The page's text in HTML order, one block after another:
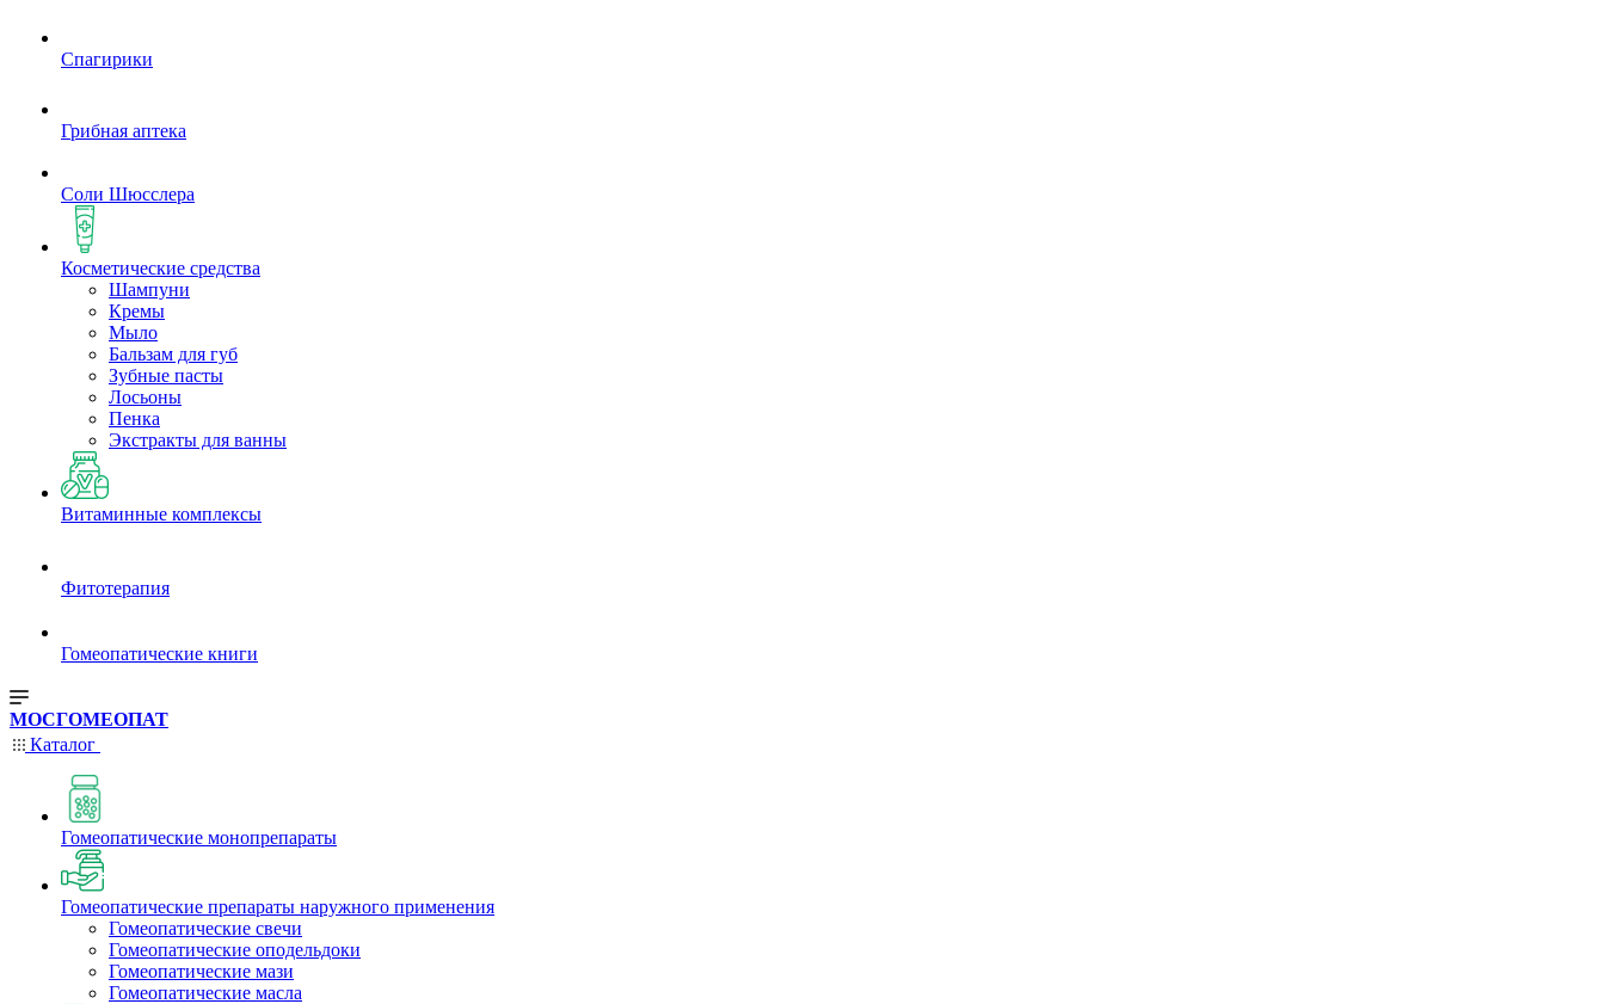
Спагирики
Грибная аптека
Соли Шюсслера
Косметические средства
Шампуни
Кремы
Мыло
Бальзам для губ
Зубные пасты
Лосьоны
Пенка
Экстракты для ванны
Витаминные комплексы
Фитотерапия
Гомеопатические книги
МОСГОМЕОПАТ
Каталог
Гомеопатические монопрепараты
Гомеопатические препараты наружного применения
Гомеопатические свечи
Гомеопатические оподельдоки
Гомеопатические мази
Гомеопатические масла